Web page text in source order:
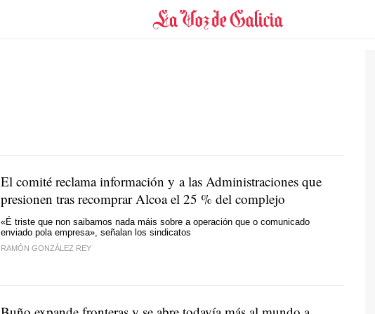
El comité reclama información y a las Administraciones que
presionen tras recomprar Alcoa el 25 % del complejo
«É triste que non saibamos nada máis sobre a operación que o comunicado
enviado pola empresa» , señalan los sindicatos
RAMÓN GONZÁLEZ REY